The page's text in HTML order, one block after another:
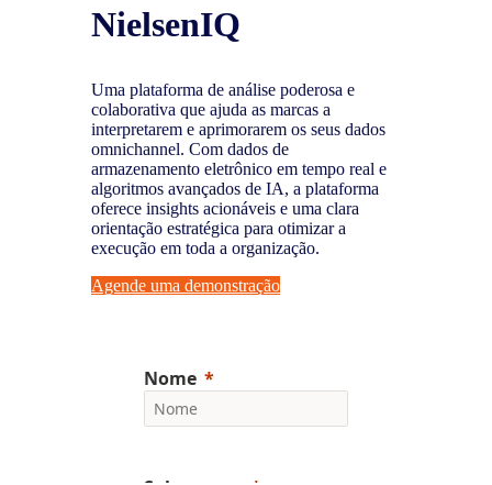
NielsenIQ
Uma plataforma de análise poderosa e
colaborativa que ajuda as marcas a
interpretarem e aprimorarem os seus dados
omnichannel. Com dados de
armazenamento eletrônico em tempo real e
algoritmos avançados de IA, a plataforma
oferece insights acionáveis e uma clara
orientação estratégica para otimizar a
execução em toda a organização.
Agende uma demonstração